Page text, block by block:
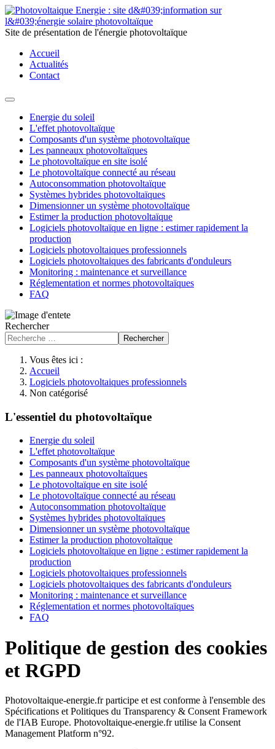
Site de présentation de l'énergie photovoltaïque
Accueil
Actualités
Contact
Energie du soleil
L'effet photovoltaïque
Composants d'un système photovoltaïque
Les panneaux photovoltaïques
Le photovoltaïque en site isolé
Le photovoltaïque connecté au réseau
Autoconsommation photovoltaïque
Systèmes hybrides photovoltaïques
Dimensionner un système photovoltaïque
Estimer la production photovoltaïque
Logiciels photovoltaïque en ligne : estimer rapidement la
production
Logiciels photovoltaiques professionnels
Logiciels photovoltaiques des fabricants d'onduleurs
Monitoring : maintenance et surveillance
Réglementation et normes photovoltaïques
FAQ
Rechercher
Rechercher
Vous êtes ici :
Accueil
Logiciels photovoltaiques professionnels
Non catégorisé
L'essentiel du photovoltaïque
Energie du soleil
L'effet photovoltaïque
Composants d'un système photovoltaïque
Les panneaux photovoltaïques
Le photovoltaïque en site isolé
Le photovoltaïque connecté au réseau
Autoconsommation photovoltaïque
Systèmes hybrides photovoltaïques
Dimensionner un système photovoltaïque
Estimer la production photovoltaïque
Logiciels photovoltaïque en ligne : estimer rapidement la
production
Logiciels photovoltaiques professionnels
Logiciels photovoltaiques des fabricants d'onduleurs
Monitoring : maintenance et surveillance
Réglementation et normes photovoltaïques
FAQ
Politique de gestion des cookies
et RGPD
Photovoltaique-energie.fr participe et est conforme à l'ensemble des
Spécifications et Politiques du Transparency & Consent Framework
de l'IAB Europe. Photovoltaique-energie.fr utilise la Consent
Management Platform n°92.